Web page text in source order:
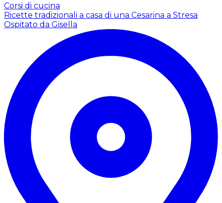
Corsi di cucina
Ricette tradizionali a casa di una Cesarina a Stresa
Ospitato da Gisella